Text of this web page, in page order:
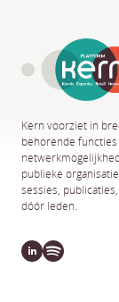
Kern voorziet in
behorende
publieke
sessies,
dóór leden.